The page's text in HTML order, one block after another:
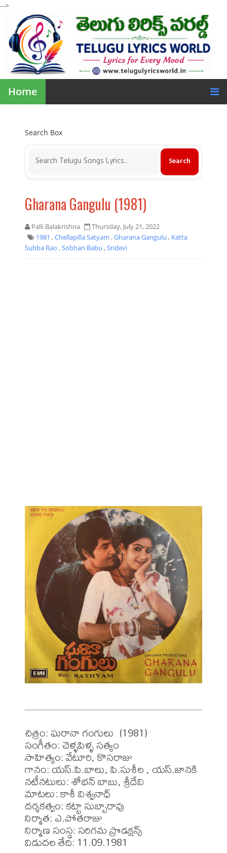
-->
Home
Search Box
Gharana Gangulu (1981)
Palli Balakrishna
Thursday, July 21, 2022
1981 ,Chellapilla Satyam ,Gharana Gangulu , Katta
Subba Rao ,Sobhan Babu ,Sridevi
చిత్రం: ఘరానా గంగులు  (1981)
సంగీతం: చెళ్ళపిళ్ళ సత్యం
సాహిత్యం: వేటూరి, కొసరాజు
గానం: యస్.పి.బాలు, పి.సుశీల , యస్.జానకి
నటీనటులు: శోభన్ బాబు, శ్రీదేవి
మాటలు: కాశీ విశ్వనాధ్
దర్శకత్వం: కట్టా సుబ్బారావు
నిర్మాత: ఎ.పోతరాజు
నిర్మాణ సంస్థ: సరిగమ ప్రొడక్షన్స్
విడుదల తేది: 11.09.1981